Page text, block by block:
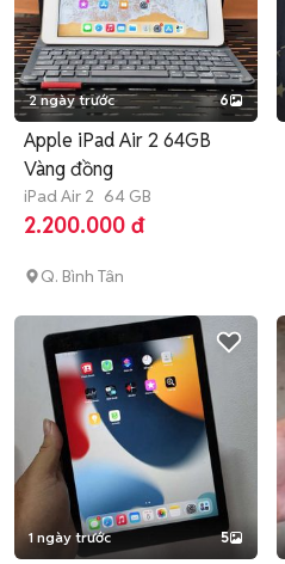
2 ngày trước 6
Apple iPad Air 2 64GB
Vàng đồng
iPad Air 2 64 GB
2.200.000 đ
Q. Bình Tân
1 ngày trước 5